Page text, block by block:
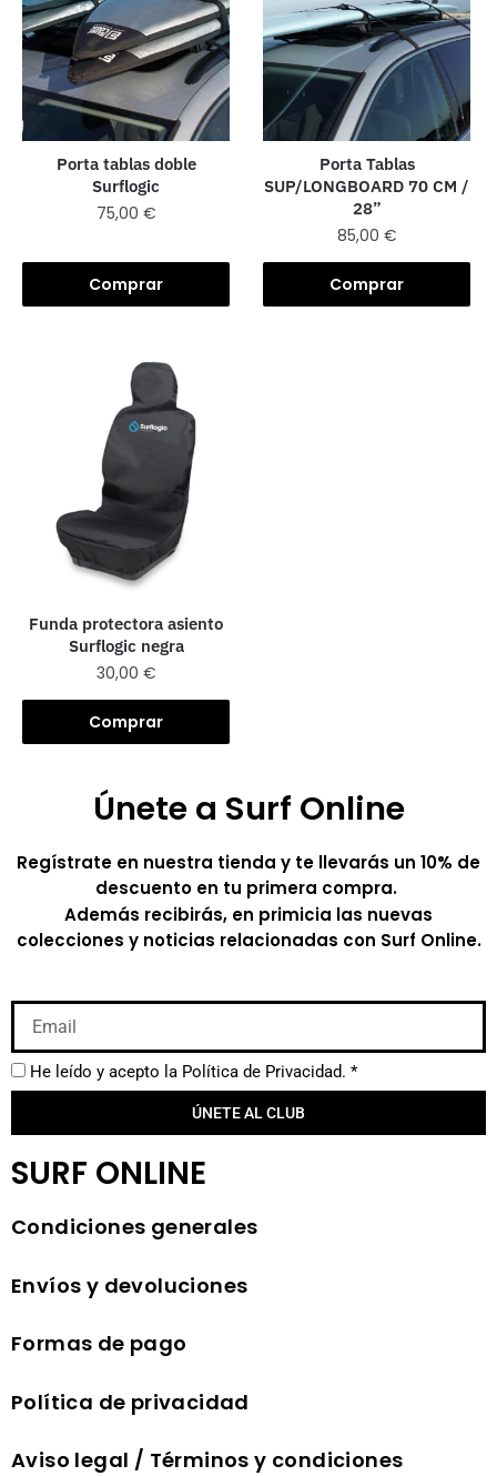
Porta tablas doble
Surflogic
75,00 €
Comprar
Porta Tablas
SUP/LONGBOARD 70 CM /
28”
85,00 €
Comprar
Funda protectora asiento
Surflogic negra
30,00 €
Comprar
Únete a Surf Online
Regístrate en nuestra tienda y te llevarás un 10% de
descuento en tu primera compra.
Además recibirás, en primicia las nuevas
colecciones y noticias relacionadas con Surf Online.
He leído y acepto la Política de Privacidad. *
ÚNETE AL CLUB
SURF ONLINE
Condiciones generales
Envíos y devoluciones
Formas de pago
Política de privacidad
Aviso legal / Términos y condiciones